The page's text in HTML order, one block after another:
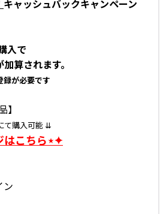
キャッシュバックキャンペーン
入で
算されます。
が必要です
】
て購入可能 ⇊
はこちら⋆✦
ン